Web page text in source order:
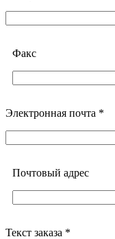
Факс
Электронная почта *
Почтовый адреc
Текст заказа *